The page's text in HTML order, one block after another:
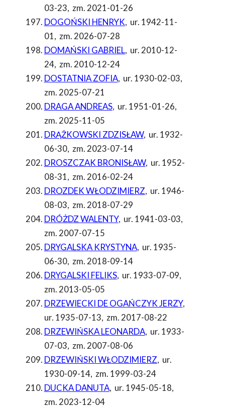
03-23, zm. 2021-01-26
DOGOŃSKI HENRYK, ur. 1942-11-
01, zm. 2026-07-28
DOMAŃSKI GABRIEL, ur. 2010-12-
24, zm. 2010-12-24
DOSTATNIA ZOFIA, ur. 1930-02-03,
zm. 2025-07-21
DRAGA ANDREAS, ur. 1951-01-26,
zm. 2025-11-05
DRĄŻKOWSKI ZDZISŁAW, ur. 1932-
06-30, zm. 2023-07-14
DROSZCZAK BRONISŁAW, ur. 1952-
08-31, zm. 2016-02-24
DROZDEK WŁODZIMIERZ, ur. 1946-
08-03, zm. 2018-07-29
DRÓŻDZ WALENTY, ur. 1941-03-03,
zm. 2007-07-15
DRYGALSKA KRYSTYNA, ur. 1935-
06-30, zm. 2018-09-14
DRYGALSKI FELIKS, ur. 1933-07-09,
zm. 2013-05-05
DRZEWIECKI DE OGAŃCZYK JERZY,
ur. 1935-07-13, zm. 2017-08-22
DRZEWIŃSKA LEONARDA, ur. 1933-
07-03, zm. 2007-08-06
DRZEWIŃSKI WŁODZIMIERZ, ur.
1930-09-14, zm. 1999-03-24
DUCKA DANUTA, ur. 1945-05-18,
zm. 2023-12-04